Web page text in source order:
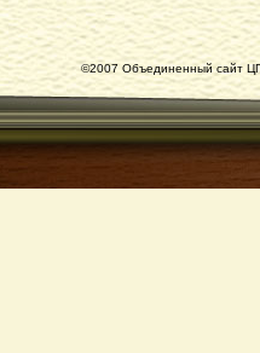
©2007 Объединенный сайт